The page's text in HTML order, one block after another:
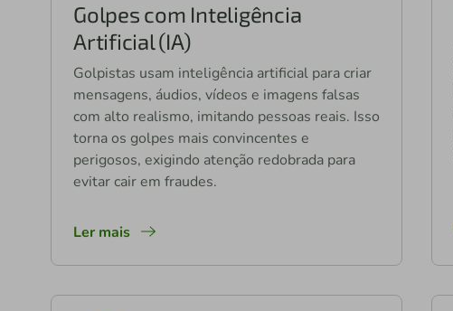
Golpes com Inteligência
Artificial (IA)
Golpistas usam inteligência artificial para criar
mensagens, áudios, vídeos e imagens falsas
com alto realismo, imitando pessoas reais. Isso
torna os golpes mais convincentes e
perigosos, exigindo atenção redobrada para
evitar cair em fraudes.
Ler mais